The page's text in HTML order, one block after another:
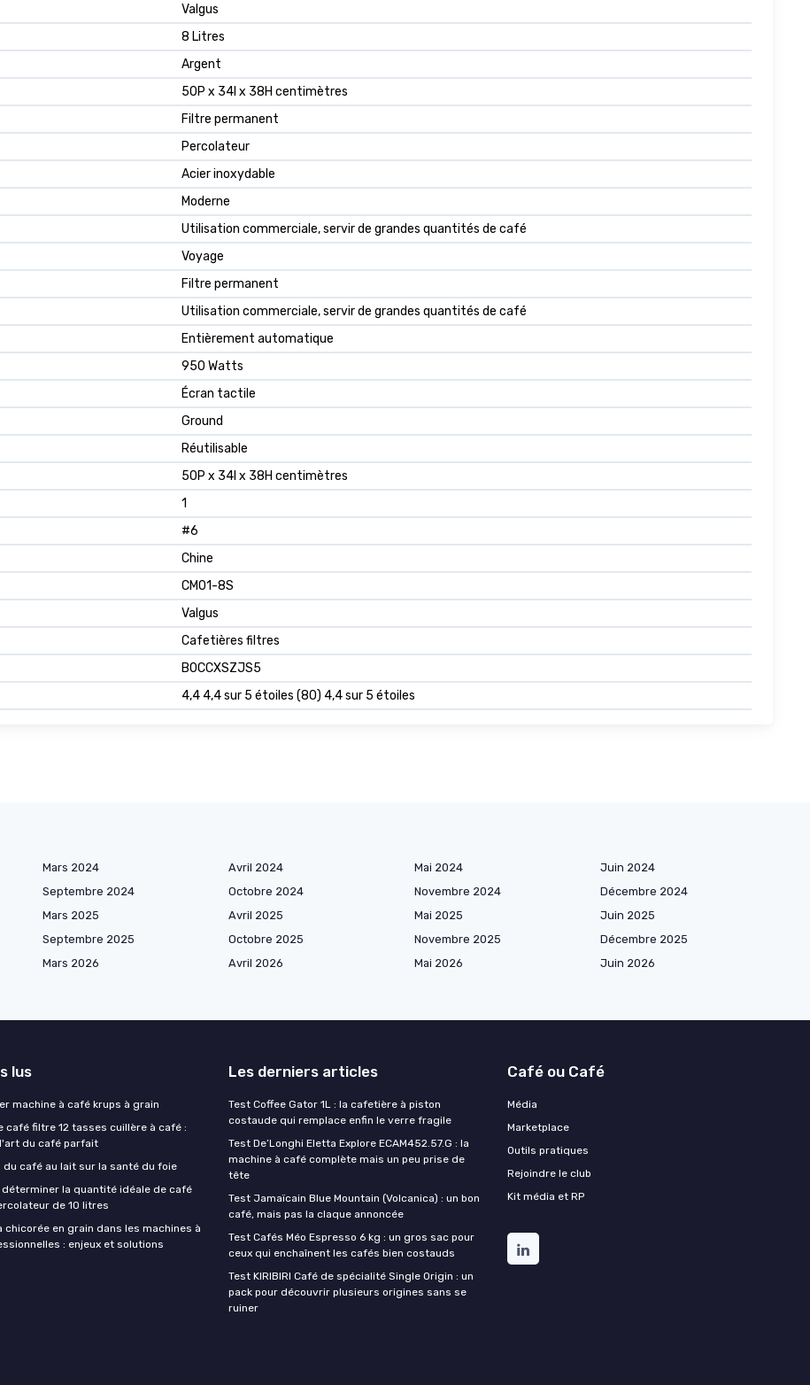
Valgus
8 Litres
Argent
50P x 34l x 38H centimètres
Filtre permanent
Percolateur
Acier inoxydable
Moderne
Utilisation commerciale, servir de grandes quantités de café
Voyage
Filtre permanent
Utilisation commerciale, servir de grandes quantités de café
Entièrement automatique
950 Watts
Écran tactile
Ground
Réutilisable
50P x 34l x 38H centimètres
1
#6
Chine
CM01-8S
Valgus
Cafetières filtres
B0CCXSZJS5
4,4 4,4 sur 5 étoiles (80) 4,4 sur 5 étoiles
Mars 2024 Avril 2024 Mai 2024
Juin 2024
Septembre 2024 Octobre 2024 Novembre 2024
Décembre 2024
Mars 2025 Avril 2025 Mai 2025
Juin 2025
Septembre 2025 Octobre 2025 Novembre 2025
Décembre 2025
Mars 2026 Avril 2026 Mai 2026
Juin 2026
lus
machine à café krups à grain
café filtre 12 tasses cuillère à café :
du café parfait
du café au lait sur la santé du foie
déterminer la quantité idéale de café
de 10 litres
chicorée en grain dans les machines à
: enjeux et solutions
Les derniers articles
Test Coffee Gator 1L : la cafetière à piston
costaude qui remplace enfin le verre fragile
Test De’Longhi Eletta Explore ECAM452.57.G : la
machine à café complète mais un peu prise de
tête
Test Jamaïcain Blue Mountain (Volcanica) : un bon
café, mais pas la claque annoncée
Test Cafés Méo Espresso 6 kg : un gros sac pour
ceux qui enchaînent les cafés bien costauds
Test KIRIBIRI Café de spécialité Single Origin : un
pack pour découvrir plusieurs origines sans se
ruiner
Café ou Café
Média
Marketplace
Outils pratiques
Rejoindre le club
Kit média et RP